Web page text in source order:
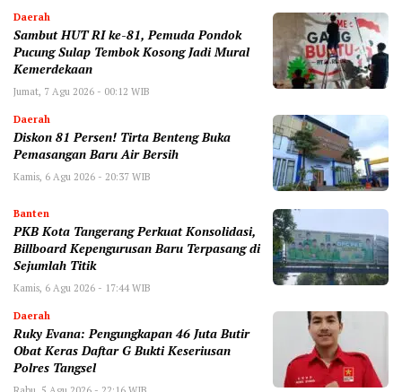
Daerah
Sambut HUT RI ke-81, Pemuda Pondok
Pucung Sulap Tembok Kosong Jadi Mural
Kemerdekaan
Jumat, 7 Agu 2026 - 00:12 WIB
Daerah
Diskon 81 Persen! Tirta Benteng Buka
Pemasangan Baru Air Bersih
Kamis, 6 Agu 2026 - 20:37 WIB
Banten
‎PKB Kota Tangerang Perkuat Konsolidasi,
Billboard Kepengurusan Baru Terpasang di
Sejumlah Titik ‎
Kamis, 6 Agu 2026 - 17:44 WIB
Daerah
‎Ruky Evana: Pengungkapan 46 Juta Butir
Obat Keras Daftar G Bukti Keseriusan
Polres Tangsel